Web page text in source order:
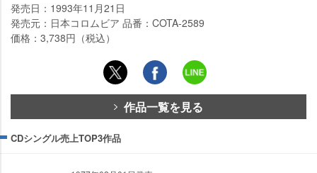
発売日：1993年11月21日
発売元：日本コロムビア 品番：COTA-2589
価格：3,738円（税込）
作品一覧を見る
CDシングル売上TOP3作品